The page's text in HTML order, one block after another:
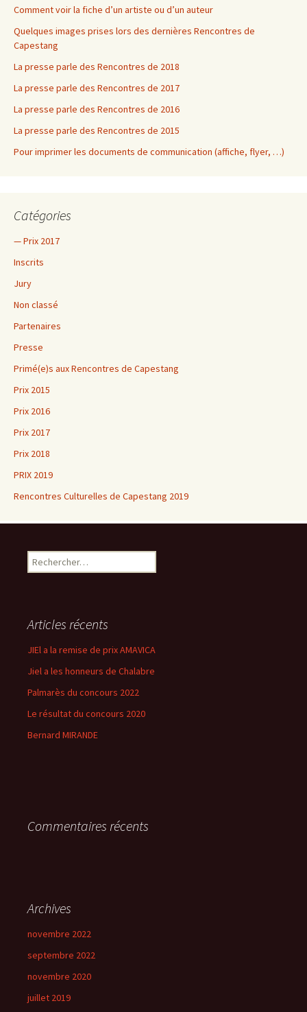
Comment voir la fiche d’un artiste ou d’un auteur
Quelques images prises lors des dernières Rencontres de
Capestang
La presse parle des Rencontres de 2018
La presse parle des Rencontres de 2017
La presse parle des Rencontres de 2016
La presse parle des Rencontres de 2015
Pour imprimer les documents de communication (affiche, flyer, …)
Catégories
— Prix 2017
Inscrits
Jury
Non classé
Partenaires
Presse
Primé(e)s aux Rencontres de Capestang
Prix 2015
Prix 2016
Prix 2017
Prix 2018
PRIX 2019
Rencontres Culturelles de Capestang 2019
Rechercher :
Articles récents
JIEl a la remise de prix AMAVICA
Jiel a les honneurs de Chalabre
Palmarès du concours 2022
Le résultat du concours 2020
Bernard MIRANDE
Commentaires récents
Archives
novembre 2022
septembre 2022
novembre 2020
juillet 2019